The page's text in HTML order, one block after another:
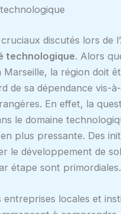
cruciaux discutés lors de
technologique. Alors
Marseille, la région doit
de sa dépendance vis-
En effet, la
le domaine
plus pressante. Des
le développement de
étape sont primordiales.
entreprises locales et